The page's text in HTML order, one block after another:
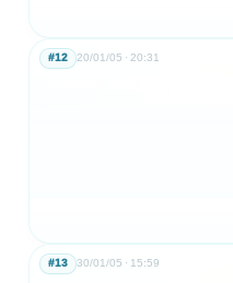
20/01/05 20:31
#12
30/01/05 15:59
#13